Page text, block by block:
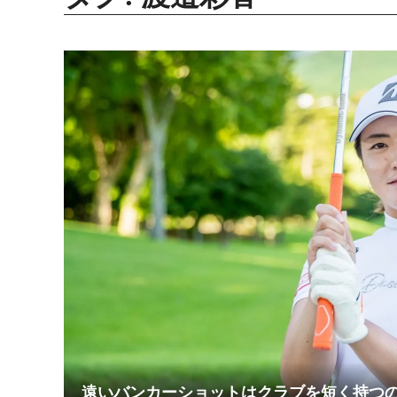
遠いバンカーショットはクラブを短く持つ